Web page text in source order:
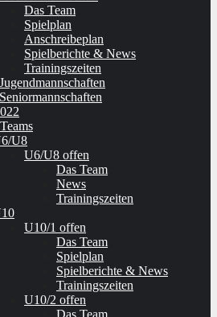
Das Team
Spielplan
Anschreibeplan
Spielberichte & News
Trainingszeiten
U8
U6/U8 offen
Das Team
News
Trainingszeiten
U10/1 offen
Das Team
Spielplan
Spielberichte & News
Trainingszeiten
U10/2 offen
Das Team